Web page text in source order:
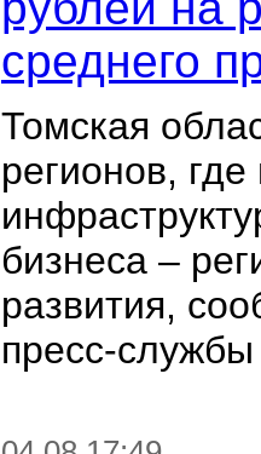
среднего
Томская
регионов,
бизнеса –
развития,
пресс-